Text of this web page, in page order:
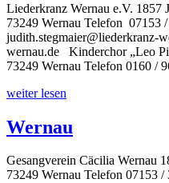
Liederkranz Wernau e.V. 1857
73249 Wernau Telefon 07153 /
judith.stegmaier@liederkranz-
wernau.de Kinderchor „Leo
73249 Wernau Telefon 0160 /
weiter lesen
Wernau
Gesangverein Cäcilia Wernau
73249 Wernau Telefon 07153